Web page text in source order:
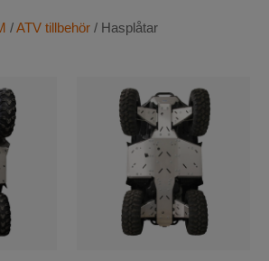
och onödigt slitage på motor, ram och
eller servicevänlighet. Många
för dränering av lera och vatten samt
gör vardagen enklare när fyrhjulingen
För lantbrukare och skogsbrukare
pålitligt arbetsredskap som klarar tuffa
förhållanden året runt.
i stenig skogsterräng eller på ojämna
/ATV tillbehör / Hasplåtar